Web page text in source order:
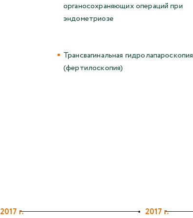
органосохраняющих операций при
эндометриозе
Трансвагинальная гидролапароскопия
(фертилоскопия)
2017 г.
2017 г.